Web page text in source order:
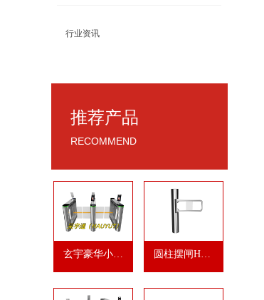
行业资讯
推荐产品
RECOMMEND
玄宇豪华小摆
闸
圆柱摆闸HYT
APC2